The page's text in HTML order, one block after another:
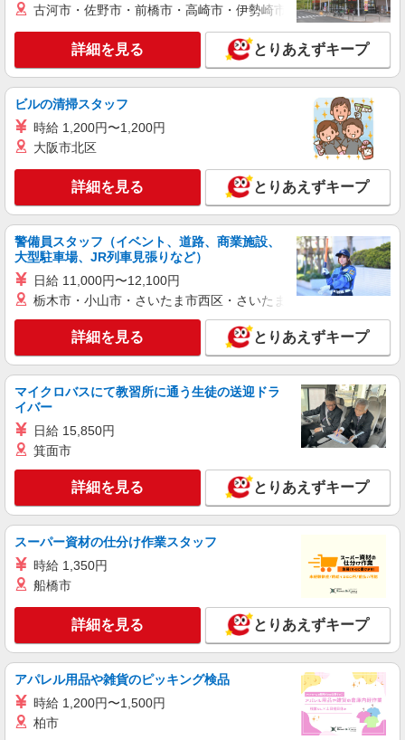
株式会社テクノ・サービス/お仕事No/0893414
成型機オペレーター
時給1500円 月収例：330、000円（月収例21日
実働残業代込）（残業・休日出勤手当て等が含ま
れています） 交通費全額支給
キープ 詳細を見る
株式会社テクノ・サービス/お仕事No/0893412
成型機オペレーター
時給1500円 月収例：355、000円（月収例21日
実働残業代込）（残業・休日出勤手当て等が含ま
長野県駒ヶ根市 ＊車通勤OK
キープ 詳細を見る
派遣社員
株式会社綜合キャリアオプション（1314VJ0805G44★57-N-T4）
船舶用ケーブルの電動組立/日払いOK
時給1,400円 交通費：既定支給
キープ 詳細を見る
派遣社員
株式会社テクノ・サービス/お仕事No/0893392
時給1500円 月収例：330、000円（月収例21日
実働残業代込）（残業・休日出勤手当て等が含ま
れています） 交通費全額支給
長野県駒ヶ根市 ＊車通勤OK
詳細を見る
派遣社員
株式会社テクノ・サービス/お仕事No/0884635
古河市・佐野市・前橋市・高崎市・伊勢崎市・太田市・館林市
詳細を見る とりあえずキープ
ビルの清掃スタッフ
時給 1,200円〜1,200円
大阪市北区
詳細を見る とりあえずキープ
警備員スタッフ（イベント、道路、商業施設、
大型駐車場、JR列車見張りなど）
日給 11,000円〜12,100円
栃木市・小山市・さいたま市西区・さいたま市岩槻区・久喜市・
詳細を見る とりあえずキープ
マイクロバスにて教習所に通う生徒の送迎ドラ
イバー
日給 15,850円
箕面市
詳細を見る とりあえずキープ
スーパー資材の仕分け作業スタッフ
時給 1,350円
船橋市
詳細を見る とりあえずキープ
アパレル用品や雑貨のピッキング検品
時給 1,200円〜1,500円
柏市